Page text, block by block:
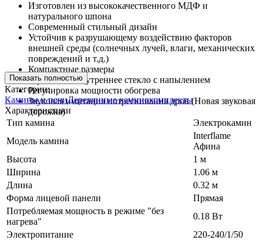
Изготовлен из высококачественного МДФ и
натурального шпона
Современный стильный дизайн
Устойчив к разрушающему воздействию факторов
внешней среды (солнечных лучей, влаги, механических
повреждений и т.д.)
Компактные размеры
Зеркальное внутреннее стекло с напылением
Регулировка мощности обогрева
Звуковая имитация потрескивания дров (Новая звуковая
дорожка)
Показать полностью
Категории:
Камины и печиДеревянные каминокомплекты
Характеристики
Тип камина
Электрокамин
Модель камина
Interflame
Афина
Высота
1 м
Ширина
1.06 м
Длина
0.32 м
Форма лицевой панели
Прямая
Потребляемая мощность в режиме "без
нагрева"
0.18 Вт
Электропитание
220-240/1/50